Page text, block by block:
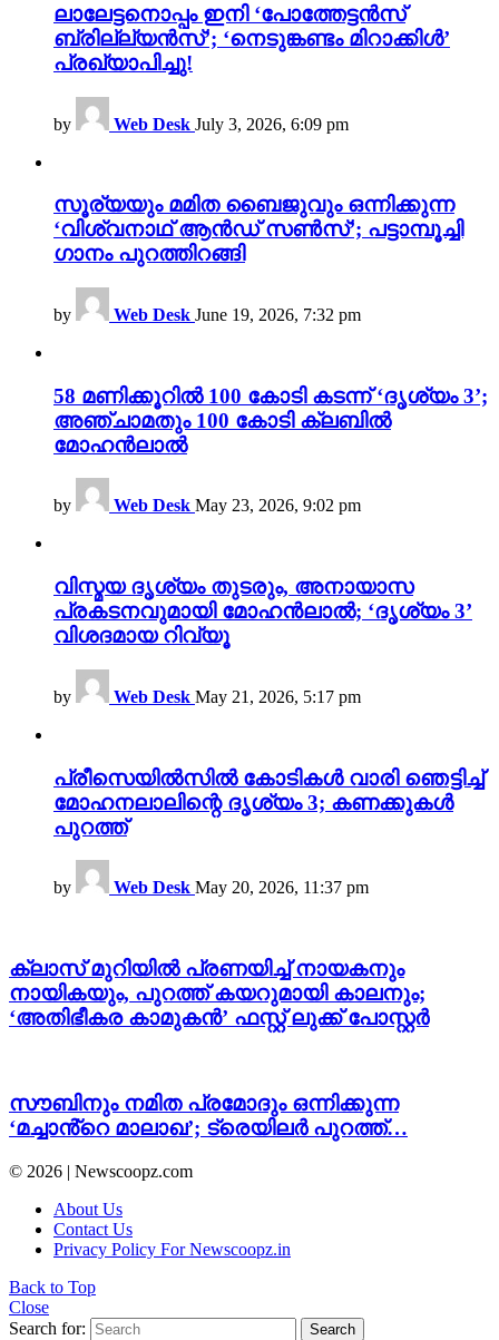
ലാലേട്ടനൊപ്പം ഇനി ‘പോത്തേട്ടൻസ്
ബ്രില്ല്യൻസ്’; ‘നെടുങ്കണ്ടം മിറാക്കിൾ’
പ്രഖ്യാപിച്ചു!
by Web Desk July 3, 2026, 6:09 pm
സൂര്യയും മമിത ബൈജുവും ഒന്നിക്കുന്ന
‘വിശ്വനാഥ് ആൻഡ് സൺസ്’; പട്ടാമ്പൂച്ചി
ഗാനം പുറത്തിറങ്ങി
by Web Desk June 19, 2026, 7:32 pm
58 മണിക്കൂറിൽ 100 കോടി കടന്ന് ‘ദൃശ്യം 3’;
അഞ്ചാമതും 100 കോടി ക്ലബിൽ
മോഹൻലാൽ
by Web Desk May 23, 2026, 9:02 pm
വിസ്മയ ദൃശ്യം തുടരും, അനായാസ
പ്രകടനവുമായി മോഹൻലാൽ; ‘ദൃശ്യം 3’
വിശദമായ റിവ്യൂ
by Web Desk May 21, 2026, 5:17 pm
പ്രീസെയിൽസിൽ കോടികൾ വാരി ഞെട്ടിച്ച്
മോഹനലാലിന്റെ ദൃശ്യം 3; കണക്കുകൾ
പുറത്ത്
by Web Desk May 20, 2026, 11:37 pm
ക്ലാസ് മുറിയിൽ പ്രണയിച്ച് നായകനും
നായികയും, പുറത്ത് കയറുമായി കാലനും;
‘അതിഭീകര കാമുകൻ’ ഫസ്റ്റ് ലുക്ക് പോസ്റ്റർ
സൗബിനും നമിത പ്രമോദും ഒന്നിക്കുന്ന
‘മച്ചാൻ്റെ മാലാഖ’; ട്രെയിലർ പുറത്ത്…
© 2026 | Newscoopz.com
About Us
Contact Us
Privacy Policy For Newscoopz.in
Back to Top
Close
Search for:
Search